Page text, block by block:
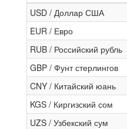
USD / Доллар США
EUR / Евро
RUB / Российский рубль
GBP / Фунт стерлингов
CNY / Китайский юань
KGS / Киргизский сом
UZS / Узбекский сум